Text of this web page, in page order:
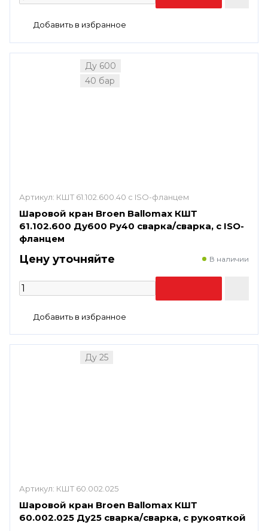
Ду 600
40 бар
Артикул: КШТ 61.102.600.40 с ISO-фланцем
Шаровой кран Broen Ballomax КШТ
61.102.600 Ду600 Ру40 сварка/сварка, с ISO-
фланцем
Цену уточняйте В наличии
Ду 25
Артикул: КШТ 60.002.025
Шаровой кран Broen Ballomax КШТ
60.002.025 Ду25 сварка/сварка, с рукояткой